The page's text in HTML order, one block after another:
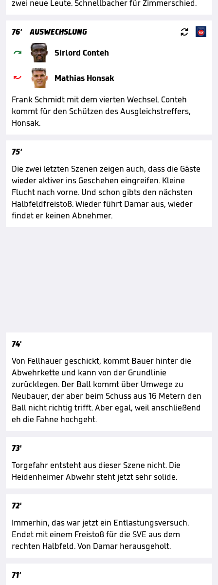
zwei neue Leute. Schnellbacher für Zimmerschied.
76' AUSWECHSLUNG 
 Sirlord Conteh

Mathias Honsak
Frank Schmidt mit dem vierten Wechsel. Conteh
kommt für den Schützen des Ausgleichstreffers,
Honsak.
75'
Die zwei letzten Szenen zeigen auch, dass die Gäste
wieder aktiver ins Geschehen eingreifen. Kleine
Flucht nach vorne. Und schon gibts den nächsten
Halbfeldfreistoß. Wieder führt Damar aus, wieder
findet er keinen Abnehmer.
74'
Von Fellhauer geschickt, kommt Bauer hinter die
Abwehrkette und kann von der Grundlinie
zurücklegen. Der Ball kommt über Umwege zu
Neubauer, der aber beim Schuss aus 16 Metern den
Ball nicht richtig trifft. Aber egal, weil anschließend
eh die Fahne hochgeht.
73'
Torgefahr entsteht aus dieser Szene nicht. Die
Heidenheimer Abwehr steht jetzt sehr solide.
72'
Immerhin, das war jetzt ein Entlastungsversuch.
Endet mit einem Freistoß für die SVE aus dem
rechten Halbfeld. Von Damar herausgeholt.
71'